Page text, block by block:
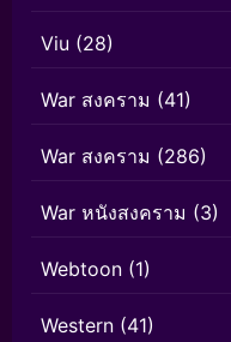
Viu (28)
War สงคราม (41)
War สงคราม (286)
War หนังสงคราม (3)
Webtoon (1)
Western (41)